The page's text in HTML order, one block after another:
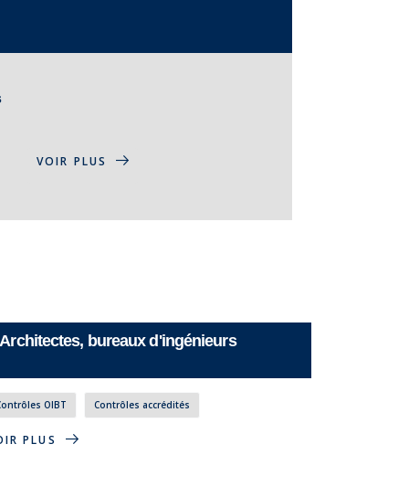
VOIR PLUS
Architectes, bureaux d'ingénieurs
OIBT Contrôles accrédités
PLUS